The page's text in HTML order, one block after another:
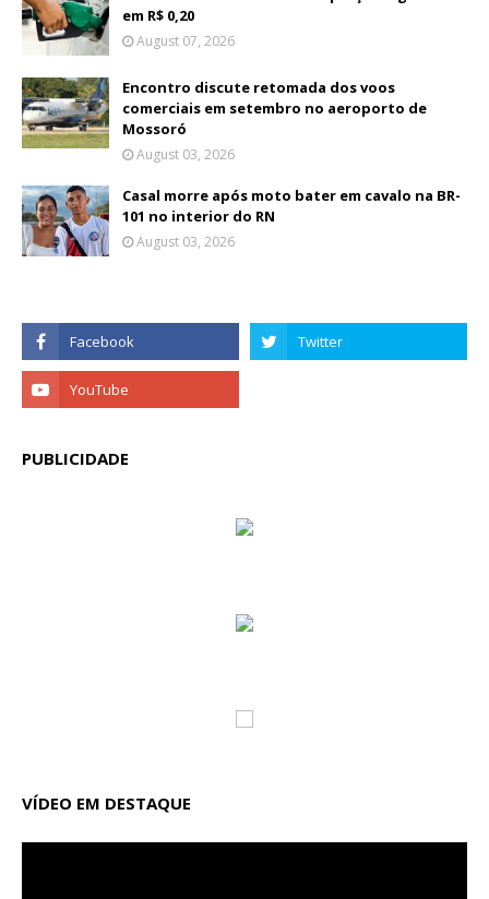
em R$ 0,20
August 07, 2026
Encontro discute retomada dos voos
comerciais em setembro no aeroporto de
Mossoró
August 03, 2026
Casal morre após moto bater em cavalo na BR-
101 no interior do RN
August 03, 2026
PUBLICIDADE
VÍDEO EM DESTAQUE